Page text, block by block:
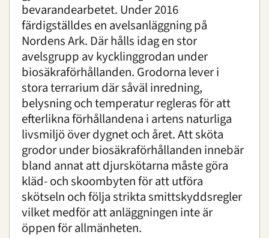
bevarandearbetet. Under 2016
färdigställdes en avelsanläggning på
Nordens Ark. Där hålls idag en stor
avelsgrupp av kycklinggrodan under
biosäkraförhållanden. Grodorna lever i
stora terrarium där såväl inredning,
belysning och temperatur regleras för att
efterlikna förhållandena i artens naturliga
livsmiljö över dygnet och året. Att sköta
grodor under biosäkraförhållanden innebär
bland annat att djurskötarna måste göra
kläd- och skoombyten för att utföra
skötseln och följa strikta smittskyddsregler
vilket medför att anläggningen inte är
öppen för allmänheten.